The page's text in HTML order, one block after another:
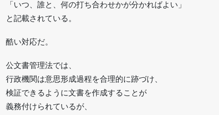
「いつ、誰と、何の打ち合わせかが分かればよい」
と記載されている。
酷い対応だ。
公文書管理法では、
行政機関は意思形成過程を合理的に跡づけ、
検証できるように文書を作成することが
義務付けられているが、